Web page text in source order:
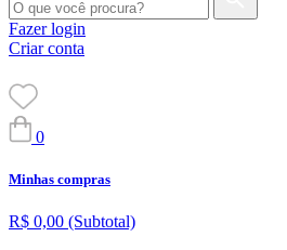
Fazer login
Criar conta
0
Minhas compras
R$ 0,00 (Subtotal)